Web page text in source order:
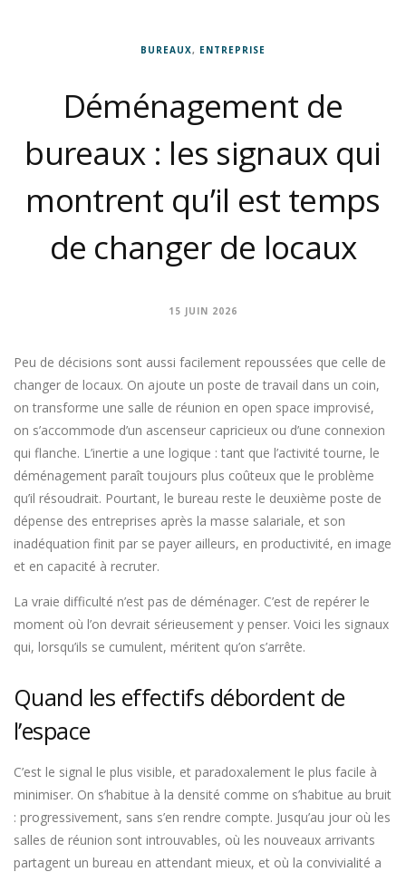
BUREAUX, ENTREPRISE
Déménagement de
bureaux : les signaux qui
montrent qu’il est temps
de changer de locaux
15 JUIN 2026
Peu de décisions sont aussi facilement repoussées que celle de
changer de locaux. On ajoute un poste de travail dans un coin,
on transforme une salle de réunion en open space improvisé,
on s’accommode d’un ascenseur capricieux ou d’une connexion
qui flanche. L’inertie a une logique : tant que l’activité tourne, le
déménagement paraît toujours plus coûteux que le problème
qu’il résoudrait. Pourtant, le bureau reste le deuxième poste de
dépense des entreprises après la masse salariale, et son
inadéquation finit par se payer ailleurs, en productivité, en image
et en capacité à recruter.
La vraie difficulté n’est pas de déménager. C’est de repérer le
moment où l’on devrait sérieusement y penser. Voici les signaux
qui, lorsqu’ils se cumulent, méritent qu’on s’arrête.
Quand les effectifs débordent de
l’espace
C’est le signal le plus visible, et paradoxalement le plus facile à
minimiser. On s’habitue à la densité comme on s’habitue au bruit
: progressivement, sans s’en rendre compte. Jusqu’au jour où les
salles de réunion sont introuvables, où les nouveaux arrivants
partagent un bureau en attendant mieux, et où la convivialité a